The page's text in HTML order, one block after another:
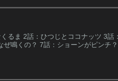
るま 2話：ひつじとココナッツ 3
ぜ鳴くの？ 7話：ショーンがピンチ